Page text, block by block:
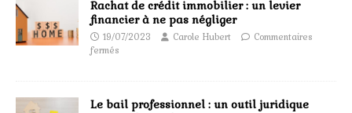
Rachat de crédit immobilier : un levier
financier à ne pas négliger
19/07/2023 Carole Hubert
Commentaires
fermés
Le bail professionnel : un outil juridique